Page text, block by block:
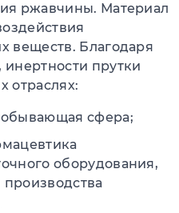
ржавчины. Материал
веществ. Благодаря
прутки
отраслях:
сфера;
оборудования,